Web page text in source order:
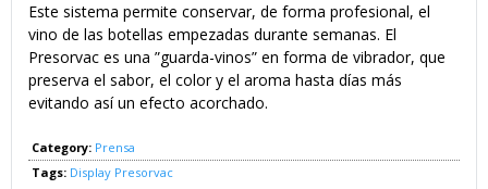
Este sistema permite conservar, de forma profesional, el
vino de las botellas empezadas durante semanas. El
Presorvac es una ”guarda-vinos” en forma de vibrador, que
preserva el sabor, el color y el aroma hasta días más
evitando así un efecto acorchado.
Category: Prensa
Tags: Display Presorvac